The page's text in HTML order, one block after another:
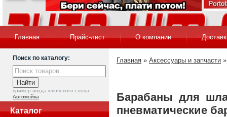
Главная Прайс-лист О компании
Поиск по каталогу:
пример ввода ключевого слова:
Автомойка
Каталог
Главная » Аксессуары и запчасти
Барабаны для
пневматические